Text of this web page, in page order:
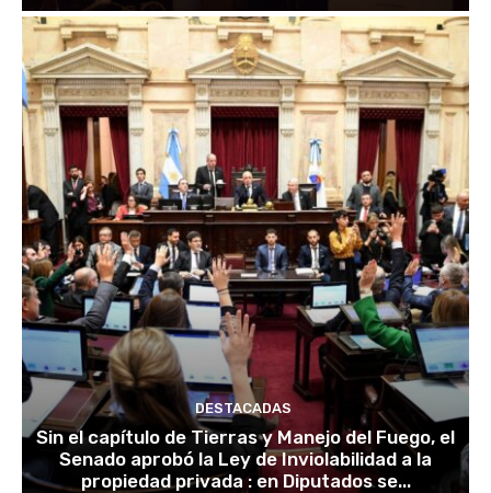
DESTACADAS
Sin el capítulo de Tierras y Manejo del Fuego, el
Senado aprobó la Ley de Inviolabilidad a la
propiedad privada : en Diputados se...